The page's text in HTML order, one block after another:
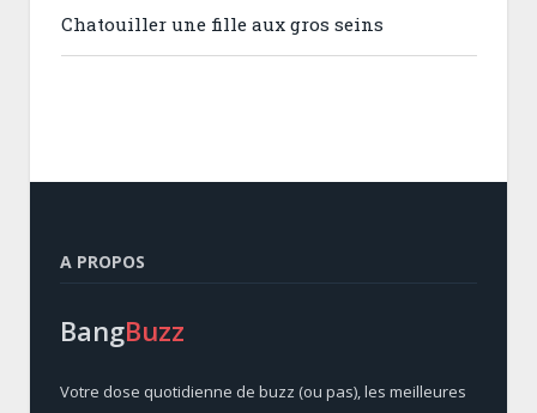
Chatouiller une fille aux gros seins
A PROPOS
BangBuzz
Votre dose quotidienne de buzz (ou pas), les meilleures